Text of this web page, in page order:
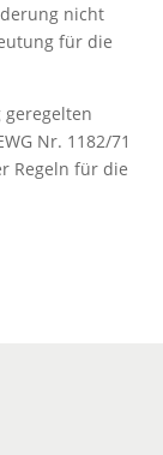
nicht
für die
geregelten
Nr. 1182/71
Regeln für die